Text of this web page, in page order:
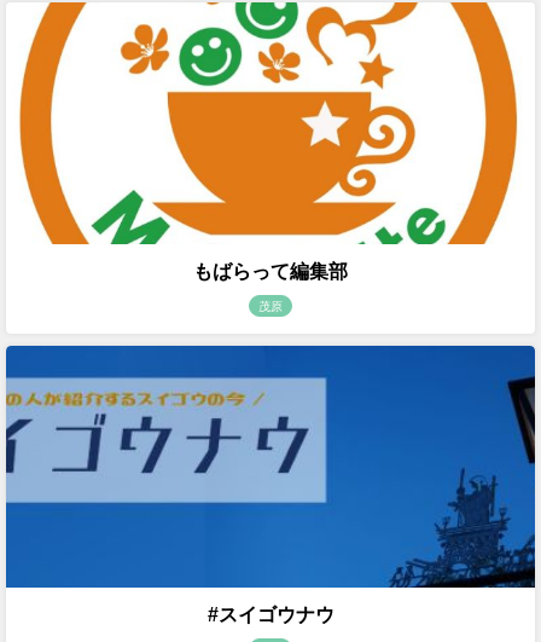
もばらって編集部
茂原
#スイゴウナウ